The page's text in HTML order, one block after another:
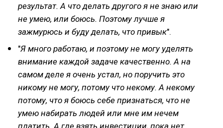
результат. А что делать другого я не знаю или
не умею, или боюсь. Поэтому лучше я
зажмурюсь и буду делать, что привык".
"Я много работаю, и поэтому не могу уделять
внимание каждой задаче качественно. А на
самом деле я очень устал, но поручить это
никому не могу, потому что некому. А некому
потому, что я боюсь себе признаться, что не
умею набирать людей или мне им нечем
платить. А где взять инвестиции, пока нет